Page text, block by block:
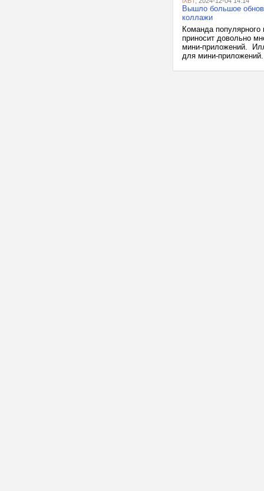
Вышло большое
коллажи
Команда
приносит довольно
мини-приложений.
для мини-приложений.